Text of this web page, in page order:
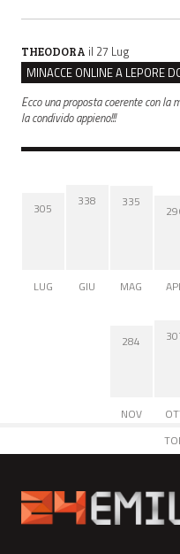
THEODORA il 27 Lug
Ecco una proposta coerente con
la condivido appieno!!!
305
LUG
338
GIU
335
MAG
284
NOV